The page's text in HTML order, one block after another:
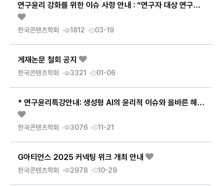
연구윤리 강화를 위한 이슈 사항 안내 : “연구자 대상 연구진실성 표준교안”
한국콘텐츠학회 1812 03-19
게재논문 철회 공지
한국콘텐츠학회 3321 01-06
* 연구윤리특강안내: 생성형 AI의 윤리적 이슈와 올바른 해결 방안
한국콘텐츠학회 3076 11-21
G아티언스 2025 커넥팅 위크 개최 안내
한국콘텐츠학회 2978 10-29